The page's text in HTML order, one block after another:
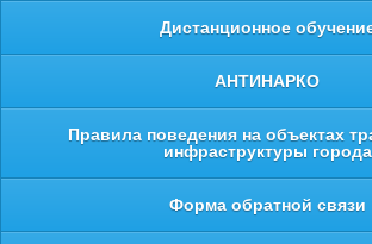
Дистанционное
АНТИНАРКО
Правила поведения на объектах
инфраструктуры города
Форма обратной связи